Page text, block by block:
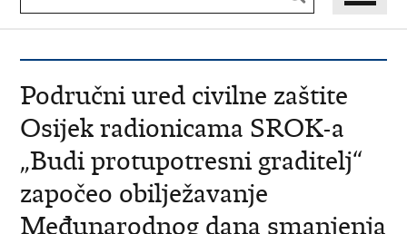
Područni ured civilne zaštite
Osijek radionicama SROK-a
„Budi protupotresni graditelj“
započeo obilježavanje
Međunarodnog dana smanjenja